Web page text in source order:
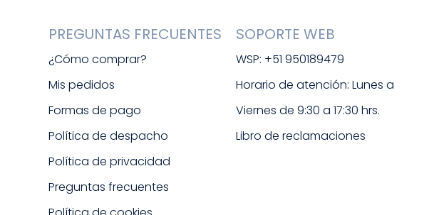
PREGUNTAS FRECUENTES
¿Cómo comprar?
Mis pedidos
Formas de pago
Política de despacho
Política de privacidad
Preguntas frecuentes
SOPORTE WEB
WSP: +51 950189479
Horario de atención: Lunes a
Viernes de 9:30 a 17:30 hrs.
Libro de reclamaciones